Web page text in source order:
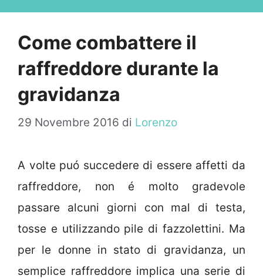
Come combattere il
raffreddore durante la
gravidanza
29 Novembre 2016 di Lorenzo
A volte puó succedere di essere affetti da
raffreddore, non é molto gradevole
passare alcuni giorni con mal di testa,
tosse e utilizzando pile di fazzolettini. Ma
per le donne in stato di gravidanza, un
semplice raffreddore implica una serie di